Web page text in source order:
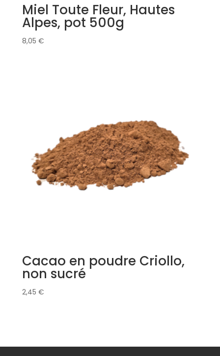
Miel Toute Fleur, Hautes
Alpes, pot 500g
8,05 €
Cacao en poudre Criollo,
non sucré
2,45 €